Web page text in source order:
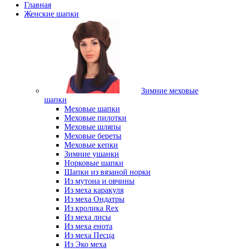
Главная
Женские шапки
Зимние меховые
шапки
Меховые шапки
Меховые пилотки
Меховые шляпы
Меховые береты
Меховые кепки
Зимние ушанки
Норковые шапки
Шапки из вязаной норки
Из мутона и овчины
Из меха каракуля
Из меха Ондатры
Из кролика Rex
Из меха лисы
Из меха енота
Из меха Песца
Из Эко меха